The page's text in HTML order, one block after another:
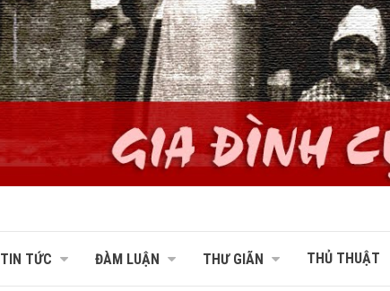
TIN TỨC ĐÀM LUẬN THƯ GIÃN THỦ THUẬT